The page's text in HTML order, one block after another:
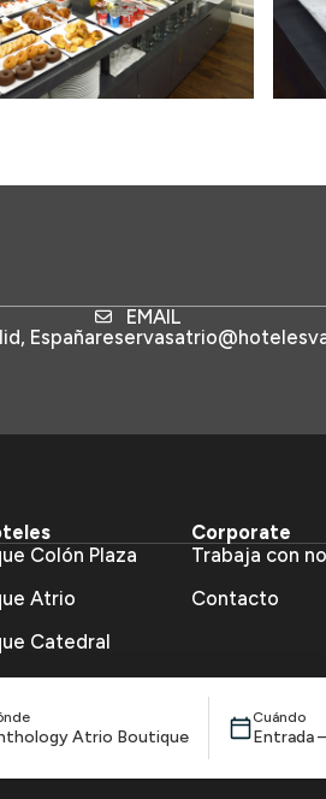
Atrio Boutique
Cuándo
Entrada
España
EMAIL
Colón Plaza
Atrio
Catedral
Boutique Catedral
Corporate
Trabaja con
Contacto
de cookies Configuración de cookies